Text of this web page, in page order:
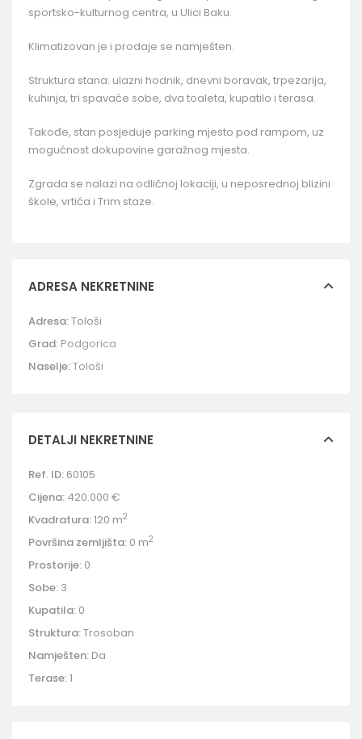
sportsko-kulturnog centra, u Ulici Baku.
Klimatizovan je i prodaje se namješten.
Struktura stana: ulazni hodnik, dnevni boravak, trpezarija,
kuhinja, tri spavaće sobe, dva toaleta, kupatilo i terasa.
Takođe, stan posjeduje parking mjesto pod rampom, uz
mogućnost dokupovine garažnog mjesta.
Zgrada se nalazi na odličnoj lokaciji, u neposrednoj blizini
škole, vrtića i Trim staze.
ADRESA NEKRETNINE
Adresa:Tološi
Grad: Podgorica
Naselje:Tološi
DETALJI NEKRETNINE
Ref. ID: 60105
Cijena: 420.000 €
Kvadratura:120 m2
Površina zemljišta: 0 m2
Prostorije: 0
Sobe: 3
Kupatila: 0
Struktura:Trosoban
Namješten: Da
Terase:1